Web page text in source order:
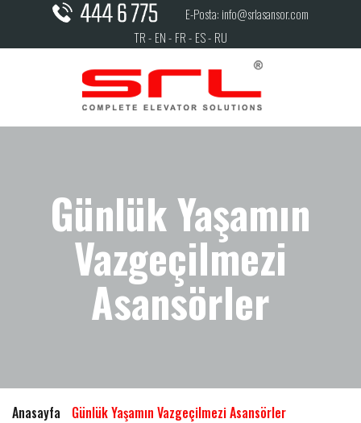
E-Posta: info@srlasansor.com
TR - EN - FR - ES - RU
Günlük Yaşamın
Vazgeçilmezi
Asansörler
Anasayfa Günlük Yaşamın Vazgeçilmezi Asansörler